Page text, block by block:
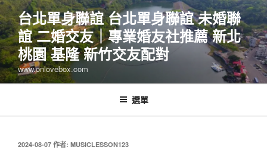
跳
至
主
要
內
容
台北單身聯誼 台北單身聯誼 未婚聯
誼 二婚交友｜專業婚友社推薦 新北
桃園 基隆 新竹交友配對
www.onlovebox.com
選單
發
2024-08-07 作者: MUSICLESSON123